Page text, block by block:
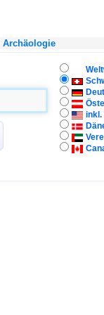
Archäologie
inkl.